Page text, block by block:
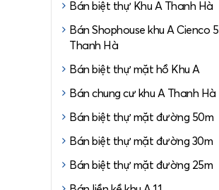
Bán biệt thự Khu A Thanh Hà
Bán Shophouse khu A Cienco 5
Thanh Hà
Bán biệt thự mặt hồ Khu A
Bán chung cư khu A Thanh Hà
Bán biệt thự mặt đường 50m
Bán biệt thự mặt đường 30m
Bán biệt thự mặt đường 25m